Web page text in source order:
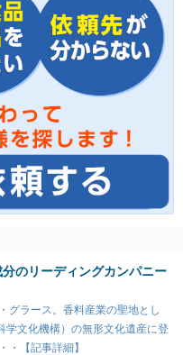
のリーディングカンパニー
グラース。香料産業の聖地とし
学文化機構）の無形文化遺産に登
・【記事詳細】